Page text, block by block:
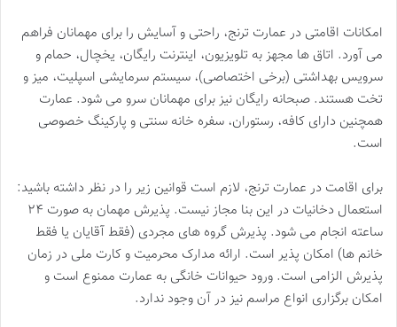
امکانات اقامتی در عمارت ترنج، راحتی و آسایش را برای مهمانان فراهم
می آورد. اتاق ها مجهز به تلویزیون، اینترنت رایگان، یخچال، حمام و
سرویس بهداشتی (برخی اختصاصی)، سیستم سرمایشی اسپلیت، میز و
تخت هستند. صبحانه رایگان نیز برای مهمانان سرو می شود. عمارت
همچنین دارای کافه، رستوران، سفره خانه سنتی و پارکینگ خصوصی
است.
برای اقامت در عمارت ترنج، لازم است قوانین زیر را در نظر داشته باشید:
استعمال دخانیات در این بنا مجاز نیست. پذیرش مهمان به صورت ۲۴
ساعته انجام می شود. پذیرش گروه های مجردی (فقط آقایان یا فقط
خانم ها) امکان پذیر است. ارائه مدارک محرمیت و کارت ملی در زمان
پذیرش الزامی است. ورود حیوانات خانگی به عمارت ممنوع است و
امکان برگزاری انواع مراسم نیز در آن وجود ندارد.